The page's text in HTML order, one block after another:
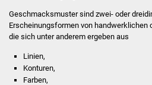
Geschmacksmuster sind zwei- oder
Erscheinungsformen von handwerklichen
die sich unter anderem ergeben aus
Linien,
Konturen,
Farben,